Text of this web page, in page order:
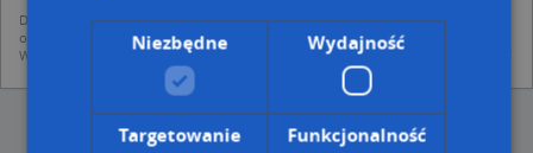
Dane pochodzą z publicznych baz CEIDG, GUS, REGON, z firmowych stron www
oraz od podmiotów zewnętrznych.
Więcej informacji dot. RODO:http://regulamin.automapa.pl/odo_przetwarzanie/
Niezbędne Wydajność
Targetowanie Funkcjonalność